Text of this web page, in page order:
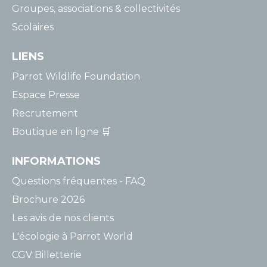
Groupes, associations & collectivités
Scolaires
LIENS
Parrot Wildlife Foundation
Espace Presse
Recrutement
Boutique en ligne 🛒
INFORMATIONS
Questions fréquentes - FAQ
Brochure 2026
Les avis de nos clients
L'écologie à Parrot World
CGV Billetterie